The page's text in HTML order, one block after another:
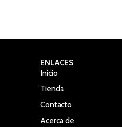
ENLACES
Inicio
Tienda
Contacto
Acerca de